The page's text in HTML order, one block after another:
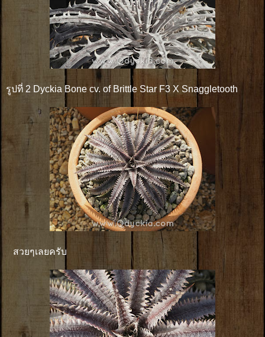
รูปที่ 2 Dyckia Bone cv. of Brittle Star F3 X Snaggletooth
สวยๆเลยครับ